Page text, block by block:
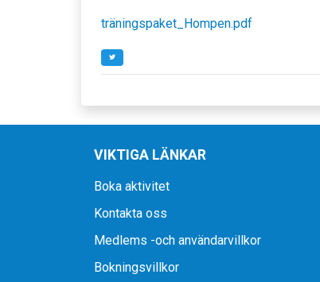
träningspaket_Hompen.pdf
VIKTIGA LÄNKAR
Boka aktivitet
Kontakta oss
Medlems -och användarvillkor
Bokningsvillkor